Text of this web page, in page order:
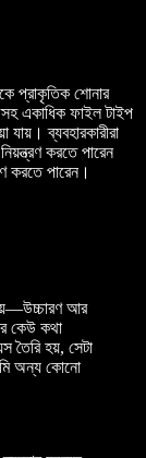
প্রাকৃতিক শোনার
একাধিক ফাইল টাইপ
ব্যবহারকারীরা
করতে পারেন
করতে পারেন।
আর
কেউ কথা
হয়, সেটা
অন্য কোনো